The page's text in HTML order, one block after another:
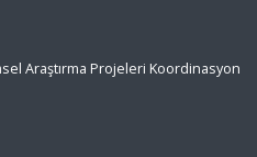
Araştırma Projeleri Koordinasyon